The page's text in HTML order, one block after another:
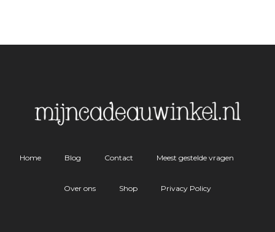
Home Blog Contact Meest gestelde vragen
Over ons Shop Privacy Policy